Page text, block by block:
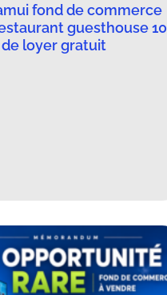
fond de commerce
guesthouse 10
loyer gratuit